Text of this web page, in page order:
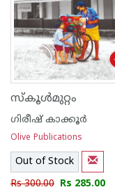
സ്കൂള്‍മുറ്റം
ഗിരീഷ് കാക്കൂര്‍‌
Olive Publications
Out of Stock
Rs 300.00 Rs 285.00